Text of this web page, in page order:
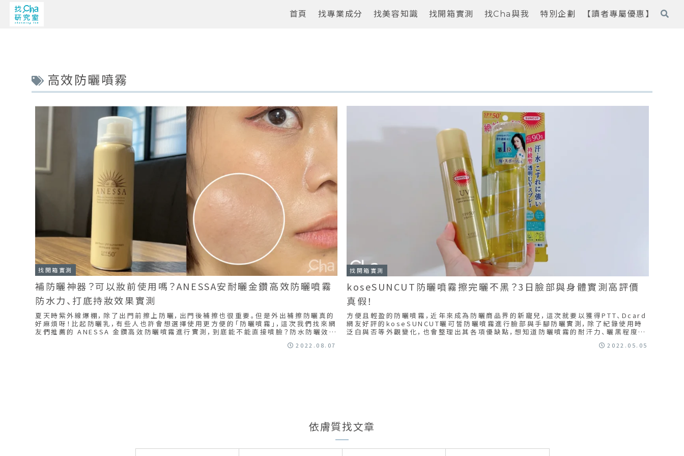
首頁 找專業成分 找美容知識 找開箱實測 找Cha與我 特別企劃 【讀者專屬優惠】
高效防曬噴霧
找開箱實測
補防曬神器？可以妝前使用嗎？ANESSA安耐曬金鑽高效防曬噴霧
防水力、打底持妝效果實測
夏天時紫外線爆棚，除了出門前擦上防曬，出門後補擦也很重要。但是外出補擦防曬真的
好麻煩呀！比起防曬乳，有些人也許會想選擇使用更方便的「防曬噴霧」，這次我們找來網
友們推薦的 ANESSA 金鑽高效防曬噴霧進行實測，到底能不能直接噴臉？防水防曬效果
2022.08.07
找開箱實測
koseSUNCUT防曬噴霧擦完曬不黑？3日臉部與身體實測高評價
真假！
方便且輕盈的防曬噴霧，近年來成為防曬商品界的新寵兒，這次就要以獲得PTT、Dcard
網友好評的koseSUNCUT曬可皙防曬噴霧進行臉部與手腳防曬實測，除了紀錄使用時
泛白與否等外觀變化，也會整理出其各項優缺點，想知道防曬噴霧的耐汗力、曬黑程度等
2022.05.05
依膚質找文章